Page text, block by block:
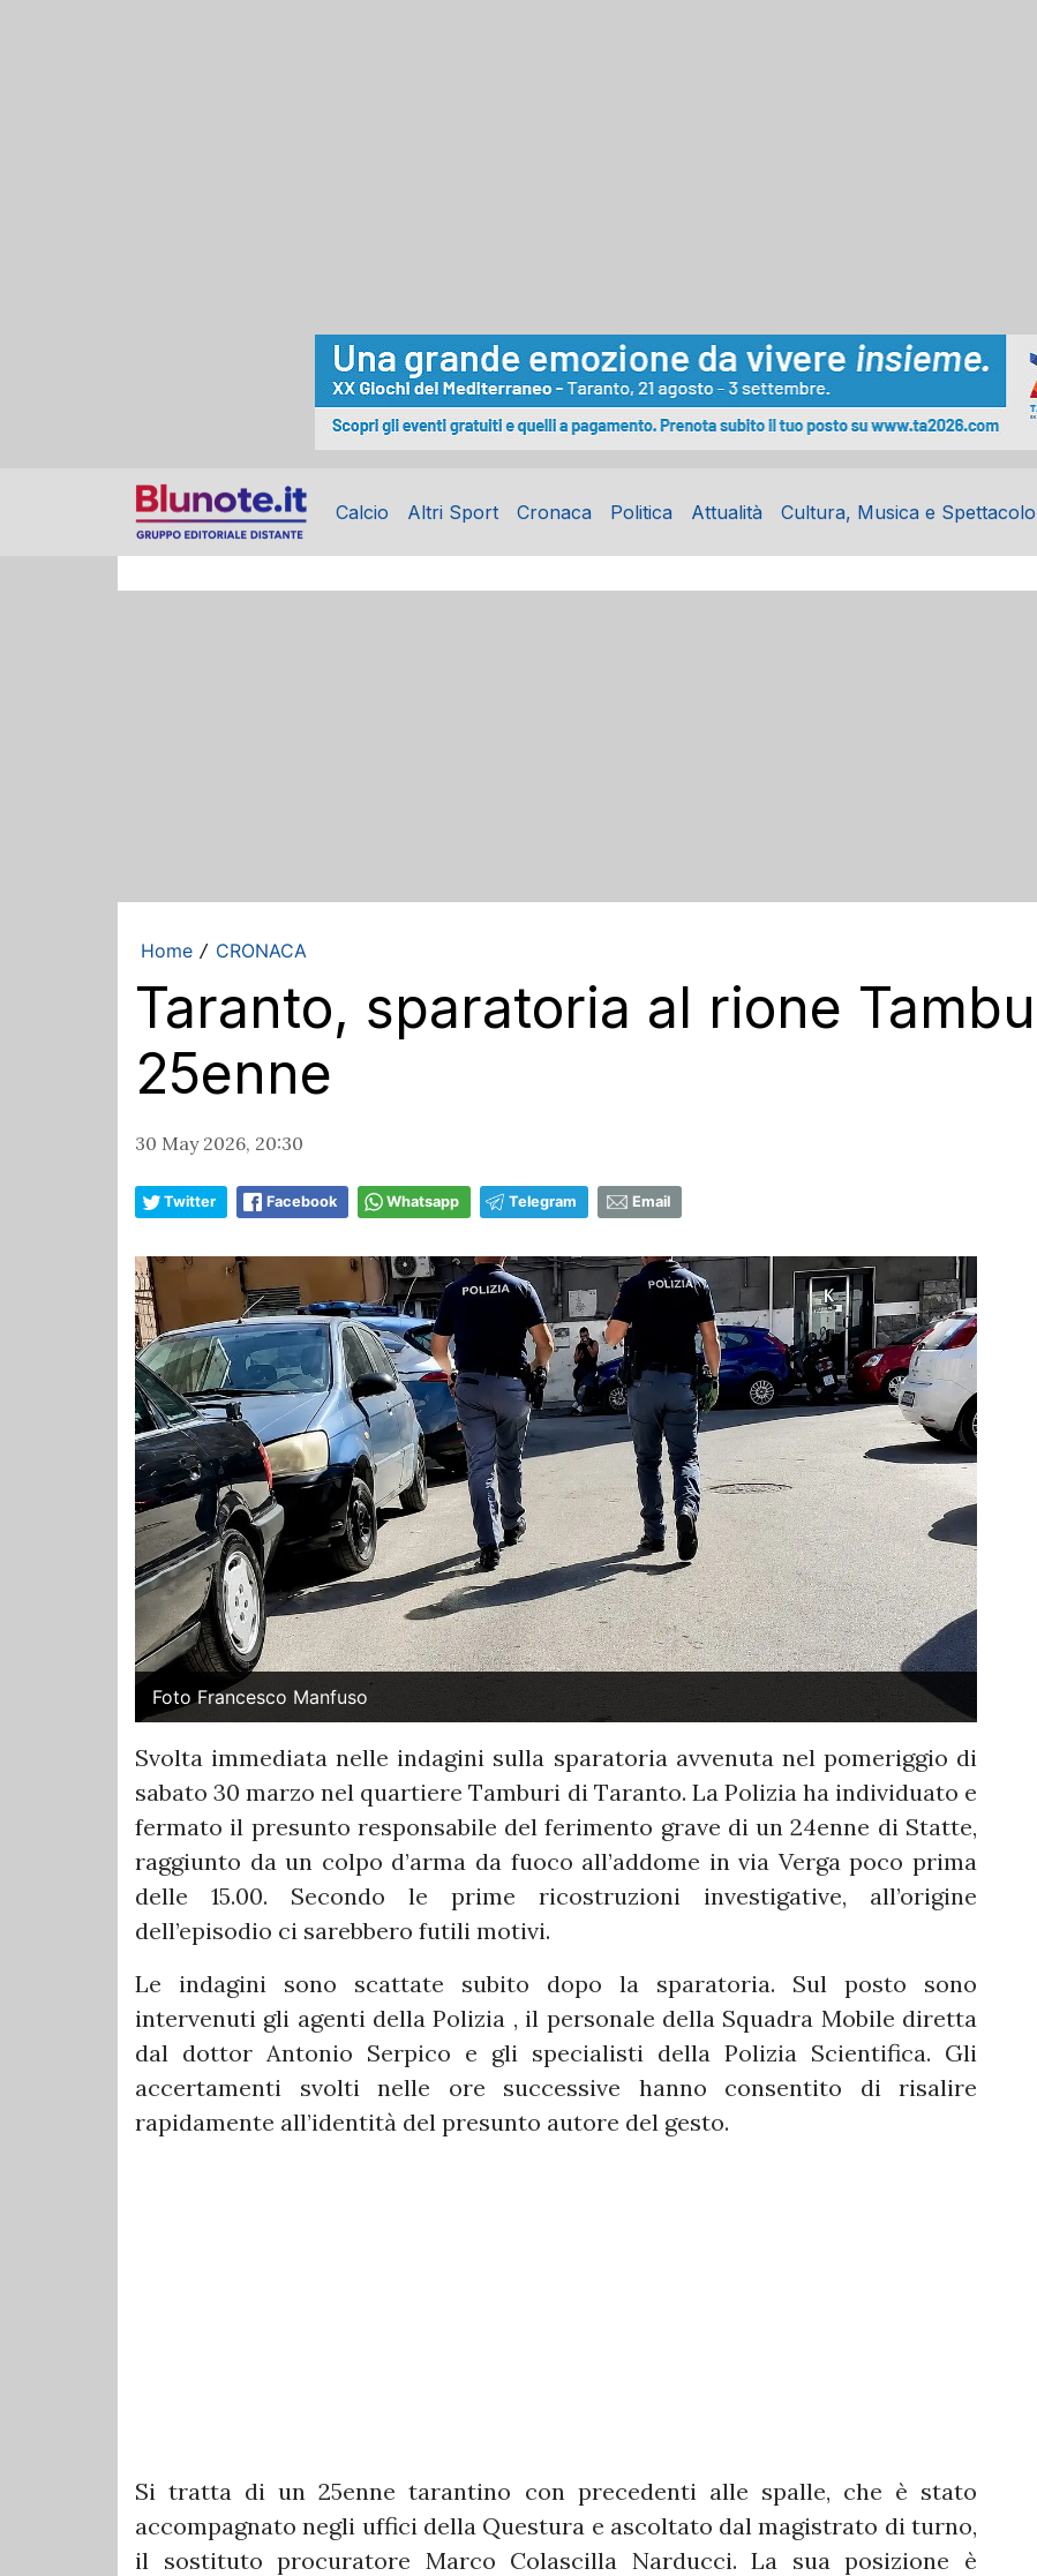
Calcio Altri Sport Cronaca Politica Attualità Cultura, Musica e Spettacolo
Home / CRONACA
Taranto, sparatoria al rione
25enne
30 May 2026, 20:30
Twitter Facebook Whatsapp Telegram Email
Foto Francesco Manfuso
Svolta immediata nelle indagini sulla sparatoria avvenuta nel pomeriggio di
sabato 30 marzo nel quartiere Tamburi di Taranto. La Polizia ha individuato e
fermato il presunto responsabile del ferimento grave di un 24enne di Statte,
raggiunto da un colpo d’arma da fuoco all’addome in via Verga poco prima
delle 15.00. Secondo le prime ricostruzioni investigative, all’origine
dell’episodio ci sarebbero futili motivi.
Le indagini sono scattate subito dopo la sparatoria. Sul posto sono
intervenuti gli agenti della Polizia , il personale della Squadra Mobile diretta
dal dottor Antonio Serpico e gli specialisti della Polizia Scientifica. Gli
accertamenti svolti nelle ore successive hanno consentito di risalire
rapidamente all’identità del presunto autore del gesto.
Si tratta di un 25enne tarantino con precedenti alle spalle, che è stato
accompagnato negli uffici della Questura e ascoltato dal magistrato di turno,
il sostituto procuratore Marco Colascilla Narducci. La sua posizione è